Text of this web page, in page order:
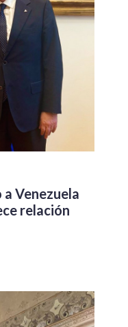
Venezuela
relación